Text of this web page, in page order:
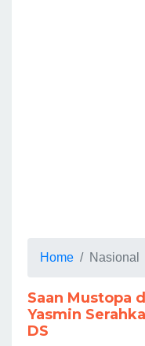
Home Nasional
Saan Mustopa
Yasmin
DS